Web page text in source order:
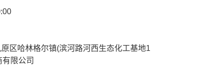
区哈林格尔镇(滨河路河西生态化工基地1
有限公司